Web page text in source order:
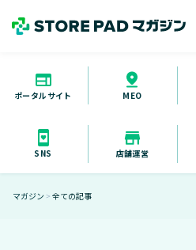
ポータルサイト MEO
SNS 店舗運営
マガジン ＞ 全ての記事